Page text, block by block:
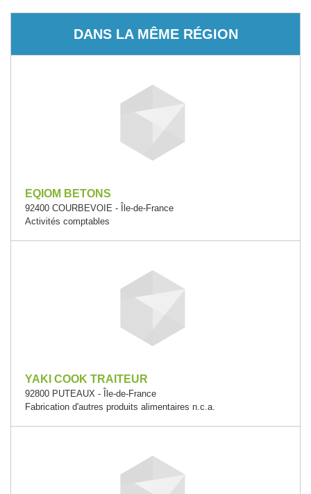
DANS LA MÊME RÉGION
EQIOM BETONS
92400 COURBEVOIE - Île-de-France
Activités comptables
YAKI COOK TRAITEUR
92800 PUTEAUX - Île-de-France
Fabrication d'autres produits alimentaires n.c.a.